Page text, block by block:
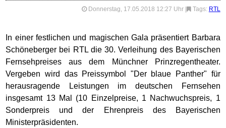
Donnerstag, 17.05.2018 12:27 Uhr Tags: RTL
In einer festlichen und magischen Gala präsentiert Barbara
Schöneberger bei RTL die 30. Verleihung des Bayerischen
Fernsehpreises aus dem Münchner Prinzregentheater.
Vergeben wird das Preissymbol "Der blaue Panther" für
herausragende Leistungen im deutschen Fernsehen
insgesamt 13 Mal (10 Einzelpreise, 1 Nachwuchspreis, 1
Sonderpreis und der Ehrenpreis des Bayerischen
Ministerpräsidenten.